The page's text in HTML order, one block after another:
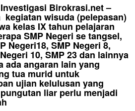
Birokrasi.net –
kegiatan wisuda (pelepasan)
kelas IX tahun pelajaran
SMP Negeri se tangsel,
Negeri18, SMP Negeri 8,
10, SMP 23 dan lainnya
ada angaran lain yang
tua murid untuk
ujian kelulusan yang
liar perlu menjadi